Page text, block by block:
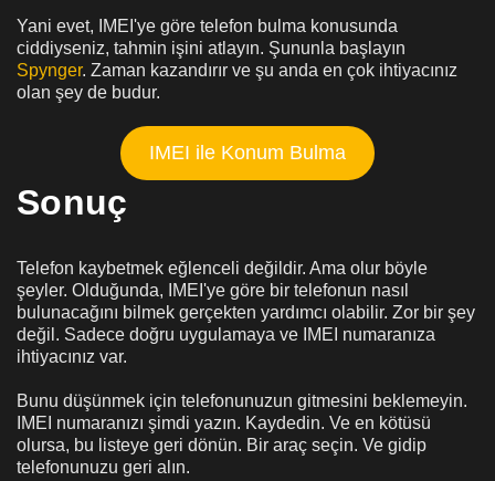
Yani evet, IMEI'ye göre telefon bulma konusunda
ciddiyseniz, tahmin işini atlayın. Şununla başlayın
Spynger. Zaman kazandırır ve şu anda en çok ihtiyacınız
olan şey de budur.
IMEI ile Konum Bulma
Sonuç
Telefon kaybetmek eğlenceli değildir. Ama olur böyle
şeyler. Olduğunda, IMEI'ye göre bir telefonun nasıl
bulunacağını bilmek gerçekten yardımcı olabilir. Zor bir şey
değil. Sadece doğru uygulamaya ve IMEI numaranıza
ihtiyacınız var.
Bunu düşünmek için telefonunuzun gitmesini beklemeyin.
IMEI numaranızı şimdi yazın. Kaydedin. Ve en kötüsü
olursa, bu listeye geri dönün. Bir araç seçin. Ve gidip
telefonunuzu geri alın.